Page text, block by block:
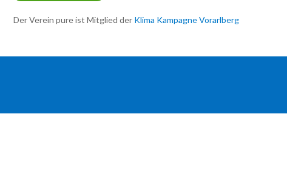
Der Verein pure ist Mitglied der Klima Kampagne Vorarlberg